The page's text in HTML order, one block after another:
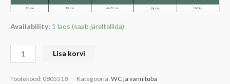
Availability: 1 laos (saab järeltellida)
Lisa korvi
Tootekood: 0805518 Kategooria: WC ja vannituba